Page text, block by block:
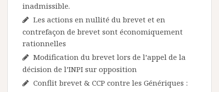
inadmissible.
Les actions en nullité du brevet et en
contrefaçon de brevet sont économiquement
rationnelles
Modification du brevet lors de l’appel de la
décision de l’INPI sur opposition
Conflit brevet & CCP contre les Génériques :